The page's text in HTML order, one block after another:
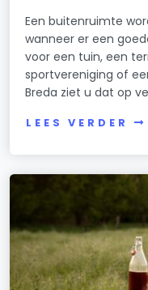
Een buitenruimte
wanneer er een
voor een tuin, een
sportvereniging of
Breda ziet u dat op
LEES VERDER